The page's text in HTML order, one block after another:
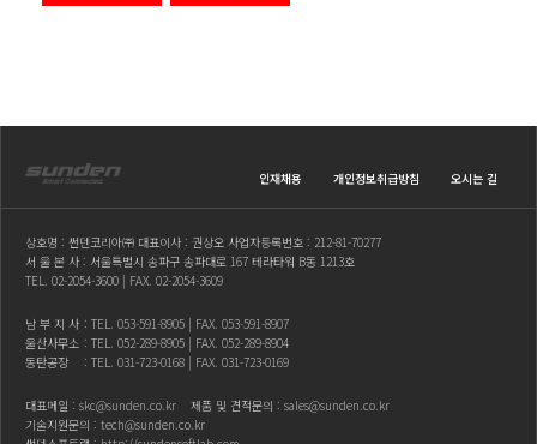
- GYPS : 실린더 내장용 콤팩트 타입, 긴
스트로크 (2000mm) 대응
인재채용 개인정보취급방침 오시는 길
상호명 : 썬덴코리아㈜ 대표이사 : 권상오 사업자등록번호 : 212-81-70277
서 울 본 사 : 서울특별시 송파구 송파대로 167 테라타워 B동 1213호
TEL. 02-2054-3600 | FAX. 02-2054-3609
남 부 지 사 : TEL. 053-591-8905 | FAX. 053-591-8907
울산사무소 : TEL. 052-289-8905 | FAX. 052-289-8904
동탄공장
: TEL. 031-723-0168 | FAX. 031-723-0169
대표메일 : skc@sunden.co.kr 제품 및 견적문의 : sales@sunden.co.kr
기술지원문의 : tech@sunden.co.kr